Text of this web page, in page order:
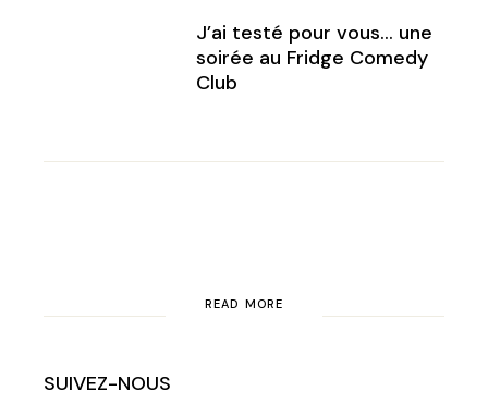
J’ai testé pour vous… une
soirée au Fridge Comedy
Club
READ MORE
SUIVEZ-NOUS